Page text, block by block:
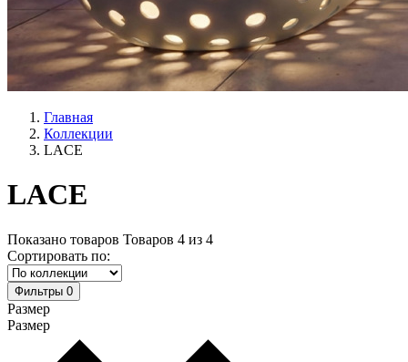
Главная
Коллекции
LACE
LACE
Показано товаров Товаров 4 из 4
Сортировать по:
Фильтры 0
Размер
Размер